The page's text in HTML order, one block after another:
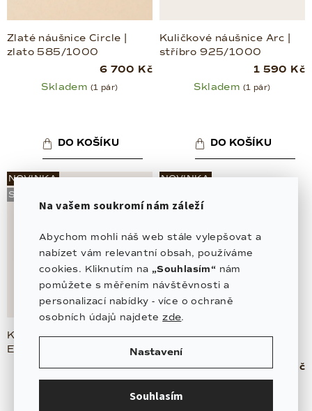
Na vašem soukromí nám záleží
Abychom mohli náš web stále vylepšovat a
nabízet vám relevantní obsah, používáme
cookies. Kliknutím na „Souhlasím“ nám
pomůžete s měřením návštěvnosti a
personalizací nabídky - více o ochraně
osobních údajů najdetezde.
Nastavení
Souhlasím
Zlaté náušnice Circle |
zlato 585/1000
6 700 Kč
Skladem (1 pár)
DO KOŠÍKU
Kuličkové náušnice Arc |
stříbro 925/1000
1 590 Kč
Skladem (1 pár)
DO KOŠÍKU
NOVINKA
STŘÍBRO
Kuličkové náušnice
Essentials | stříbro
1 390 Kč
NOVINKA
Náušnice Marquise –
diamanty | zlato
18 900 Kč